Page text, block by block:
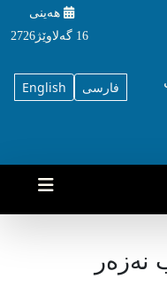
هه‌ینی
16 گه‌لاوێژ2726
English فارسی